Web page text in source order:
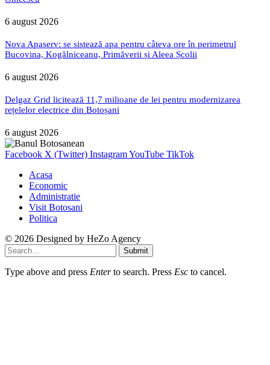
6 august 2026
Nova Apaserv: se sistează apa pentru câteva ore în perimetrul
Bucovina, Kogălniceanu, Primăverii și Aleea Școlii
6 august 2026
Delgaz Grid licitează 11,7 milioane de lei pentru modernizarea
rețelelor electrice din Botoșani
6 august 2026
Facebook X (Twitter) InstagramYouTube TikTok
Acasa
Economic
Administratie
Visit Botosani
Politica
© 2026 Designed by HeZo Agency
Submit
Type above and press Enterto search. Press Esc to cancel.